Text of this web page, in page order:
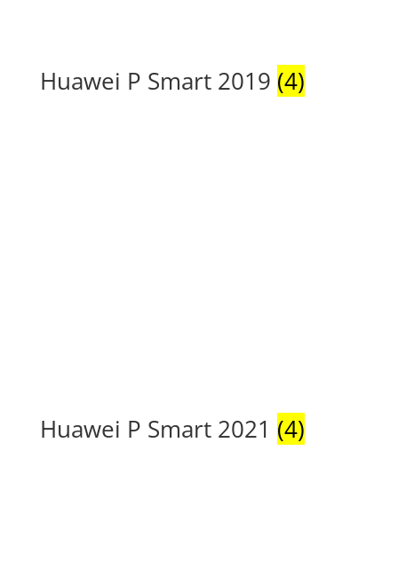
Huawei P Smart 2019 (4)
Huawei P Smart 2021 (4)